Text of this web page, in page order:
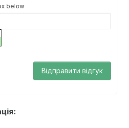
below
Відправити відгук